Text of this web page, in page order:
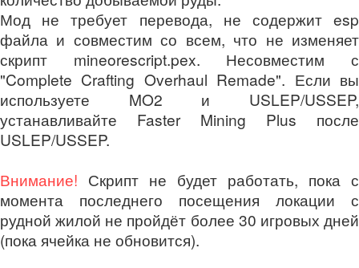
Мод не требует перевода, не содержит esp
файла и совместим со всем, что не изменяет
скрипт mineorescript.pex. Несовместим с
"Complete Crafting Overhaul Remade". Если вы
используете MO2 и USLEP/USSEP,
устанавливайте Faster Mining Plus после
USLEP/USSEP.
Внимание! Скрипт не будет работать, пока с
момента последнего посещения локации с
рудной жилой не пройдёт более 30 игровых дней
(пока ячейка не обновится).